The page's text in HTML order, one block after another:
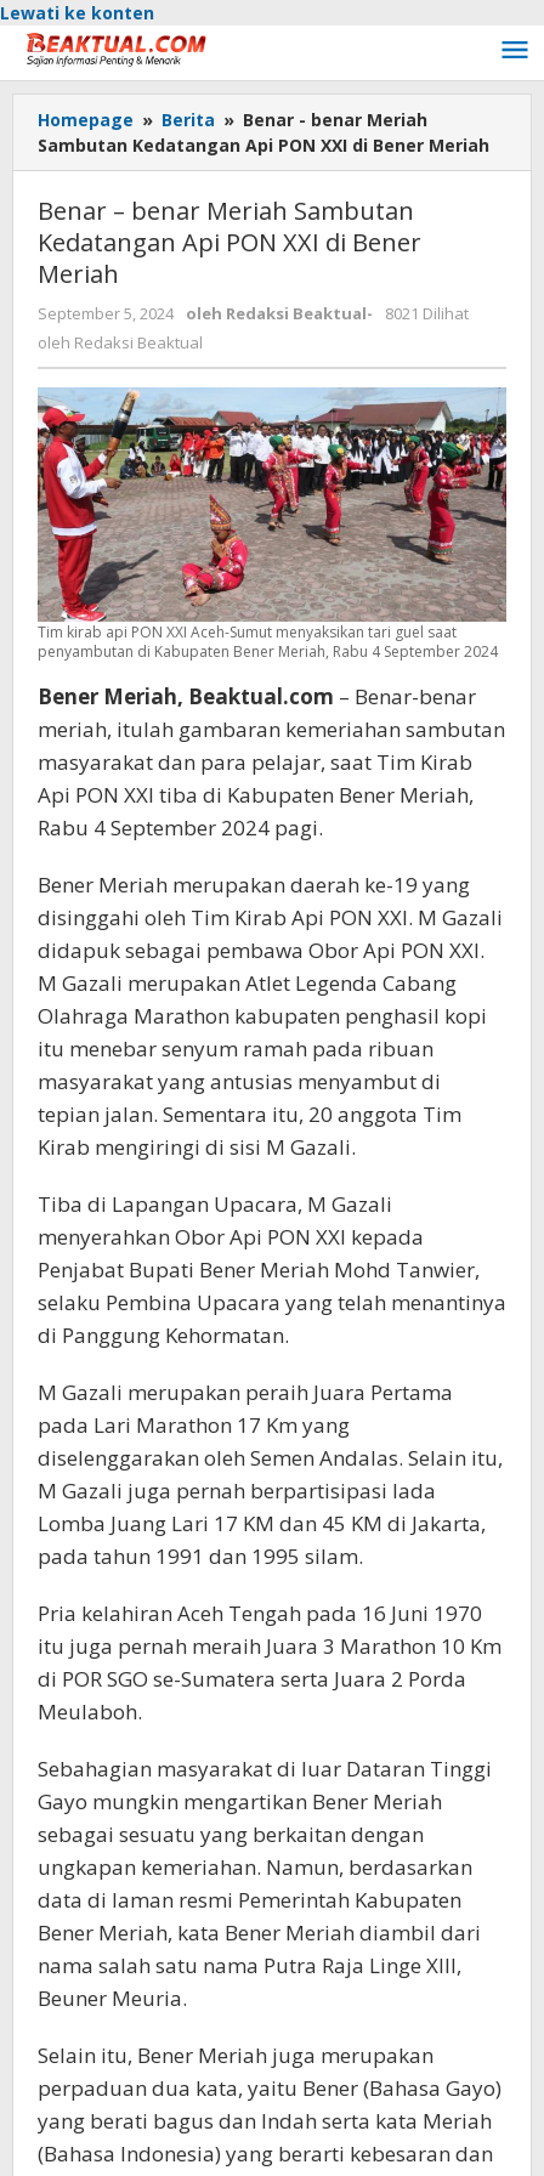
Lewati ke konten
Homepage » Berita » Benar - benar Meriah
Sambutan Kedatangan Api PON XXI di Bener Meriah
Benar – benar Meriah Sambutan
Kedatangan Api PON XXI di Bener
Meriah
September 5, 2024 oleh Redaksi Beaktual-
8021 Dilihat
oleh Redaksi Beaktual
Tim kirab api PON XXI Aceh-Sumut menyaksikan tari guel saat
penyambutan di Kabupaten Bener Meriah, Rabu 4 September 2024
Bener Meriah, Beaktual.com – Benar-benar
meriah, itulah gambaran kemeriahan sambutan
masyarakat dan para pelajar, saat Tim Kirab
Api PON XXI tiba di Kabupaten Bener Meriah,
Rabu 4 September 2024 pagi.
Bener Meriah merupakan daerah ke-19 yang
disinggahi oleh Tim Kirab Api PON XXI. M Gazali
didapuk sebagai pembawa Obor Api PON XXI.
M Gazali merupakan Atlet Legenda Cabang
Olahraga Marathon kabupaten penghasil kopi
itu menebar senyum ramah pada ribuan
masyarakat yang antusias menyambut di
tepian jalan. Sementara itu, 20 anggota Tim
Kirab mengiringi di sisi M Gazali.
Tiba di Lapangan Upacara, M Gazali
menyerahkan Obor Api PON XXI kepada
Penjabat Bupati Bener Meriah Mohd Tanwier,
selaku Pembina Upacara yang telah menantinya
di Panggung Kehormatan.
M Gazali merupakan peraih Juara Pertama
pada Lari Marathon 17 Km yang
diselenggarakan oleh Semen Andalas. Selain itu,
M Gazali juga pernah berpartisipasi lada
Lomba Juang Lari 17 KM dan 45 KM di Jakarta,
pada tahun 1991 dan 1995 silam.
Pria kelahiran Aceh Tengah pada 16 Juni 1970
itu juga pernah meraih Juara 3 Marathon 10 Km
di POR SGO se-Sumatera serta Juara 2 Porda
Meulaboh.
Sebahagian masyarakat di luar Dataran Tinggi
Gayo mungkin mengartikan Bener Meriah
sebagai sesuatu yang berkaitan dengan
ungkapan kemeriahan. Namun, berdasarkan
data di laman resmi Pemerintah Kabupaten
Bener Meriah, kata Bener Meriah diambil dari
nama salah satu nama Putra Raja Linge XIII,
Beuner Meuria.
Selain itu, Bener Meriah juga merupakan
perpaduan dua kata, yaitu Bener (Bahasa Gayo)
yang berati bagus dan Indah serta kata Meriah
(Bahasa Indonesia) yang berarti kebesaran dan